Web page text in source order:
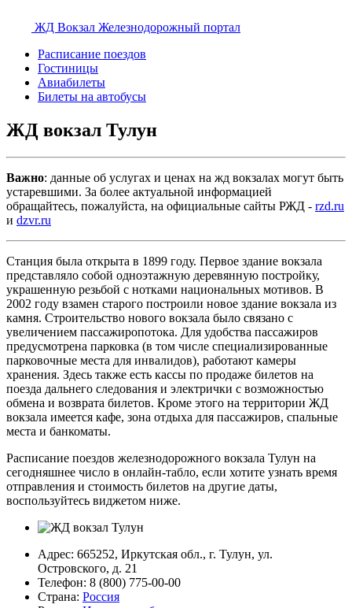
ЖД Вокзал Железнодорожный портал
Расписание поездов
Гостиницы
Авиабилеты
Билеты на автобусы
ЖД вокзал Тулун
Важно: данные об услугах и ценах на жд вокзалах могут быть
устаревшими. За более актуальной информацией
обращайтесь, пожалуйста, на официальные сайты РЖД - rzd.ru
и dzvr.ru
Станция была открыта в 1899 году. Первое здание вокзала
представляло собой одноэтажную деревянную постройку,
украшенную резьбой с нотками национальных мотивов. В
2002 году взамен старого построили новое здание вокзала из
камня. Строительство нового вокзала было связано с
увеличением пассажиропотока. Для удобства пассажиров
предусмотрена парковка (в том числе специализированные
парковочные места для инвалидов), работают камеры
хранения. Здесь также есть кассы по продаже билетов на
поезда дальнего следования и электрички с возможностью
обмена и возврата билетов. Кроме этого на территории ЖД
вокзала имеется кафе, зона отдыха для пассажиров, спальные
места и банкоматы.
Расписание поездов железнодорожного вокзала Тулун на
сегодняшнее число в онлайн-табло, если хотите узнать время
отправления и стоимость билетов на другие даты,
воспользуйтесь виджетом ниже.
Адрес: 665252, Иркутская обл., г. Тулун, ул.
Островского, д. 21
Телефон: 8 (800) 775-00-00
Страна: Россия